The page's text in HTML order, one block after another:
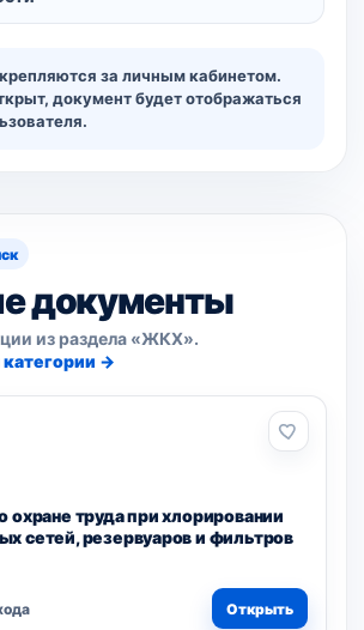
за личным кабинетом.
документ будет отображаться
документы
из раздела «ЖКХ».
→
охране труда при хлорировании
сетей, резервуаров и фильтров
Открыть